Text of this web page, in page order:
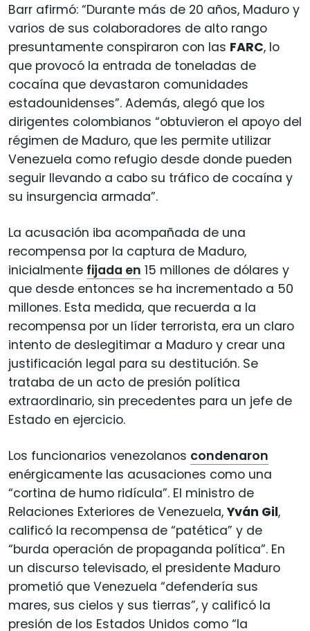
Barr afirmó: “Durante más de 20 años, Maduro y
varios de sus colaboradores de alto rango
presuntamente conspiraron con las FARC, lo
que provocó la entrada de toneladas de
cocaína que devastaron comunidades
estadounidenses”. Además, alegó que los
dirigentes colombianos “obtuvieron el apoyo del
régimen de Maduro, que les permite utilizar
Venezuela como refugio desde donde pueden
seguir llevando a cabo su tráfico de cocaína y
su insurgencia armada”.
La acusación iba acompañada de una
recompensa por la captura de Maduro,
inicialmente fijada en 15 millones de dólares y
que desde entonces se ha incrementado a 50
millones. Esta medida, que recuerda a la
recompensa por un líder terrorista, era un claro
intento de deslegitimar a Maduro y crear una
justificación legal para su destitución. Se
trataba de un acto de presión política
extraordinario, sin precedentes para un jefe de
Estado en ejercicio.
Los funcionarios venezolanos condenaron
enérgicamente las acusaciones como una
“cortina de humo ridícula”. El ministro de
Relaciones Exteriores de Venezuela, Yván Gil,
calificó la recompensa de “patética” y de
“burda operación de propaganda política”. En
un discurso televisado, el presidente Maduro
prometió que Venezuela “defendería sus
mares, sus cielos y sus tierras”, y calificó la
presión de los Estados Unidos como “la